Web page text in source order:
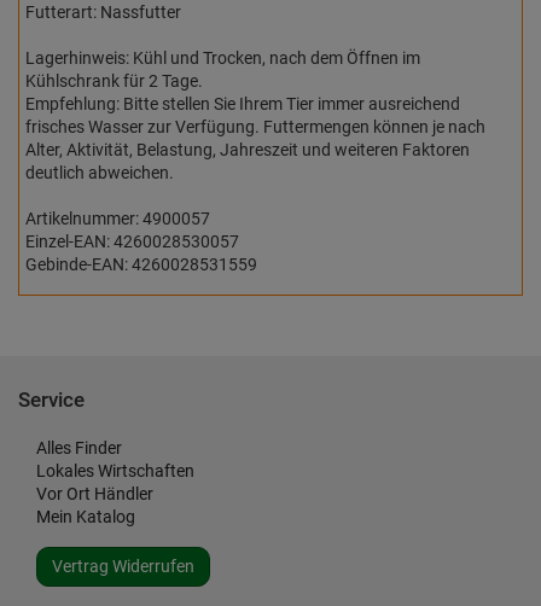
Futterart: Nassfutter
Lagerhinweis: Kühl und Trocken, nach dem Öffnen im
Kühlschrank für 2 Tage.
Empfehlung: Bitte stellen Sie Ihrem Tier immer ausreichend
frisches Wasser zur Verfügung. Futtermengen können je nach
Alter, Aktivität, Belastung, Jahreszeit und weiteren Faktoren
deutlich abweichen.
Artikelnummer: 4900057
Einzel-EAN: 4260028530057
Gebinde-EAN: 4260028531559
Service
Alles Finder
Lokales Wirtschaften
Vor Ort Händler
Mein Katalog
Vertrag Widerrufen